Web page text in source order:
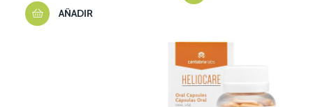
AÑADIR